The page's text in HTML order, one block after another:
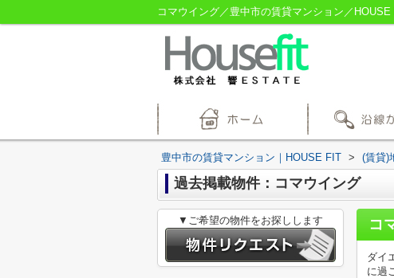
コマウイング／豊中市の賃貸マンション／HOUSE
豊中市の賃貸マンション｜HOUSE FIT > (賃貸)
過去掲載物件：コマウイング
コ
ダイ
に過
▼ご希望の物件をお探しします